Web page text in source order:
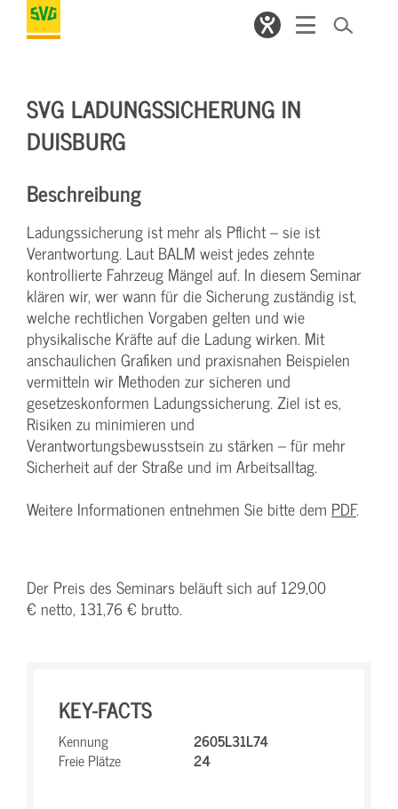
SVG LADUNGSSICHERUNG IN
DUISBURG
Beschreibung
Ladungssicherung ist mehr als Pflicht – sie ist
Verantwortung. Laut BALM weist jedes zehnte
kontrollierte Fahrzeug Mängel auf. In diesem Seminar
klären wir, wer wann für die Sicherung zuständig ist,
welche rechtlichen Vorgaben gelten und wie
physikalische Kräfte auf die Ladung wirken. Mit
anschaulichen Grafiken und praxisnahen Beispielen
vermitteln wir Methoden zur sicheren und
gesetzeskonformen Ladungssicherung. Ziel ist es,
Risiken zu minimieren und
Verantwortungsbewusstsein zu stärken – für mehr
Sicherheit auf der Straße und im Arbeitsalltag.
Weitere Informationen entnehmen Sie bitte dem PDF.
Der Preis des Seminars beläuft sich auf 129,00
€ netto, 131,76 € brutto.
KEY-FACTS
Kennung
2605L31L74
Freie Plätze
24